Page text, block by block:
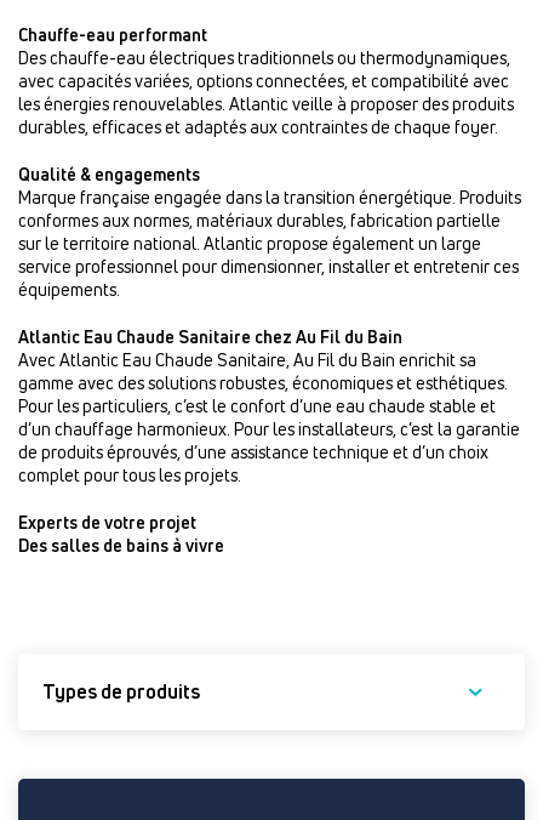
Chauffe-eau performant
Des chauffe-eau électriques traditionnels ou thermodynamiques,
avec capacités variées, options connectées, et compatibilité avec
les énergies renouvelables. Atlantic veille à proposer des produits
durables, efficaces et adaptés aux contraintes de chaque foyer.
Qualité & engagements
Marque française engagée dans la transition énergétique. Produits
conformes aux normes, matériaux durables, fabrication partielle
sur le territoire national. Atlantic propose également un large
service professionnel pour dimensionner, installer et entretenir ces
équipements.
Atlantic Eau Chaude Sanitaire chez Au Fil du Bain
Avec Atlantic Eau Chaude Sanitaire, Au Fil du Bain enrichit sa
gamme avec des solutions robustes, économiques et esthétiques.
Pour les particuliers, c’est le confort d’une eau chaude stable et
d’un chauffage harmonieux. Pour les installateurs, c’est la garantie
de produits éprouvés, d’une assistance technique et d’un choix
complet pour tous les projets.
Experts de votre projet
Des salles de bains à vivre
Types de produits